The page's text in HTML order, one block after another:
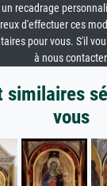
recadrage
d'effectuer ces
pour vous. S'il
à nous
vous